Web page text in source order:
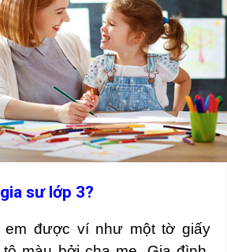
sư lớp 3?
em được ví như một tờ giấy